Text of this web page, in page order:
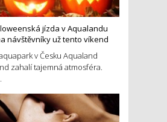
jízda v Aqualandu
návštěvníky už tento víkend
v Česku Aqualand
zahalí tajemná atmosféra.